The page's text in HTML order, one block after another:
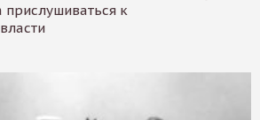
прислушиваться к